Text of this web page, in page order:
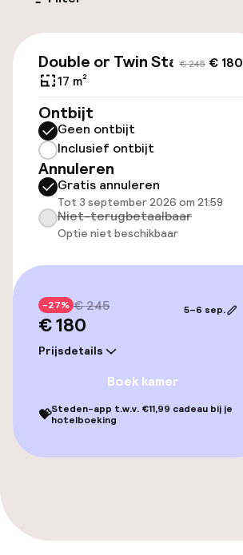
(buiten)
€ 20,00 per dag
Luchthavenshuttle
Transferservice
Toegankelijkheid
Lift
Entertainment
Gratis wifi
Eet- en drinkgelegenheden
Wasservice
€ 245 € 180
Double or Twin Standard
17 m²
Ontbijt
Geen ontbijt
Inclusief ontbijt
Annuleren
Gratis annuleren
Tot 3 september 2026 om 21:59
Niet-terugbetaalbaar
Optie niet beschikbaar
-27% € 245
€ 180
Prijsdetails
5–6 sep.
Boek kamer
💝Steden-app t.w.v. €11,99 cadeau bij je
hotelboeking